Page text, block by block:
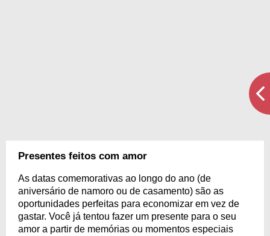
Presentes feitos com amor
As datas comemorativas ao longo do ano (de
aniversário de namoro ou de casamento) são as
oportunidades perfeitas para economizar em vez de
gastar. Você já tentou fazer um presente para o seu
amor a partir de memórias ou momentos especiais